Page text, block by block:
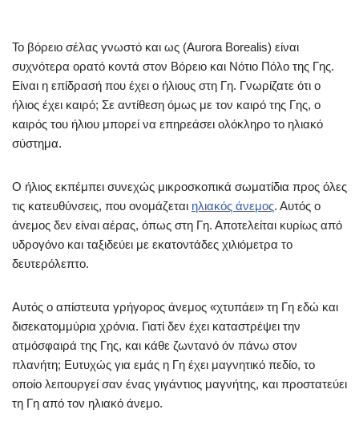
Το βόρειο σέλας γνωστό και ως (Aurora Borealis) είναι
συχνότερα ορατό κοντά στον Βόρειο και Νότιο Πόλο της Γης.
Είναι η επίδρασή που έχει ο ήλιους στη Γη. Γνωρίζατε ότι ο
ήλιος έχει καιρό; Σε αντίθεση όμως με τον καιρό της Γης, ο
καιρός του ήλιου μπορεί να επηρεάσει ολόκληρο το ηλιακό
σύστημα.
Ο ήλιος εκπέμπει συνεχώς μικροσκοπικά σωματίδια προς όλες
τις κατευθύνσεις, που ονομάζεται ηλιακός άνεμος. Αυτός ο
άνεμος δεν είναι αέρας, όπως στη Γη. Αποτελείται κυρίως από
υδρογόνο και ταξιδεύει με εκατοντάδες χιλιόμετρα το
δευτερόλεπτο.
Αυτός ο απίστευτα γρήγορος άνεμος «χτυπάει» τη Γη εδώ και
δισεκατομμύρια χρόνια. Γιατί δεν έχει καταστρέψει την
ατμόσφαιρά της Γης, και κάθε ζωντανό όν πάνω στον
πλανήτη; Ευτυχώς για εμάς η Γη έχει μαγνητικό πεδίο, το
οποίο λειτουργεί σαν ένας γιγάντιος μαγνήτης, και προστατεύει
τη Γη από τον ηλιακό άνεμο.